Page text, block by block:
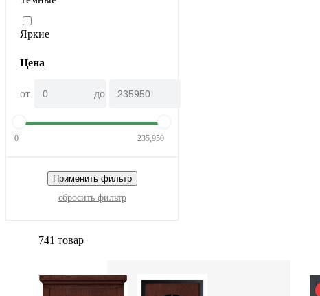
Яркие
Цена
от до
0 235,950
Применить фильтр
сбросить фильтр
741 товар